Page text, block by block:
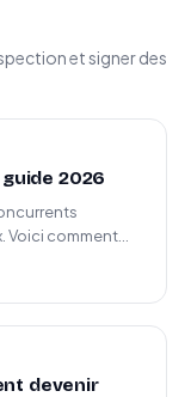
et signer des
2026
Voici comment
devenir